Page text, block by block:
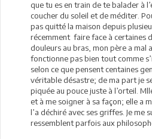
que tu es en train de te balader à
coucher du soleil et de méditer.
pas quitté la maison depuis
récemment faire face à certaines
douleurs au bras, mon père a mal
fonctionne pas bien tout comme
selon ce que pensent centaines
véritable désastre; de ma part je
piquée au pouce juste à l’orteil.
et à me soigner à sa façon; elle a
l’a déchiré avec ses griffes. Je me
ressemblent parfois aux